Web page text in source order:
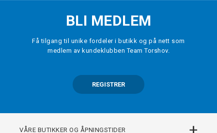
BLI MEDLEM
Få tilgang til unike fordeler i butikk og på nett som
medlem av kundeklubben Team Torshov.
REGISTRER
VÅRE BUTIKKER OG ÅPNINGSTIDER